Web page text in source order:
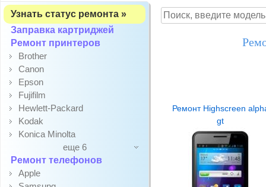
Узнать статус ремонта »
Заправка картриджей
Ремонт принтеров
Brother
Canon
Epson
Fujifilm
Hewlett-Packard
Kodak
Konica Minolta
еще 6
Ремонт телефонов
Apple
Ремонт Highscreen
gt